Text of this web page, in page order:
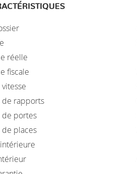
réelle
fiscale
rapports
portes
places